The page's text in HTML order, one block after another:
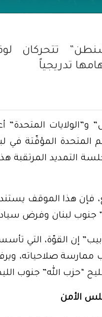
تتحركان
تدريجياً
و”الولايات
المتحدة المؤقّتة
التمديد المرتقبة
هذا الموقف يستند
جنوب لبنان وفرض سيادة
إن القوّة، التي
صلاحياته،
“حزب الله” جنوب
الأمن